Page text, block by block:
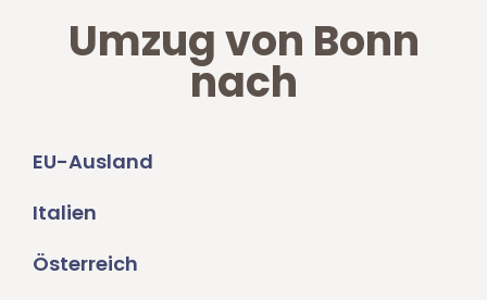
Umzug von Bonn
nach
EU-Ausland
Italien
Österreich